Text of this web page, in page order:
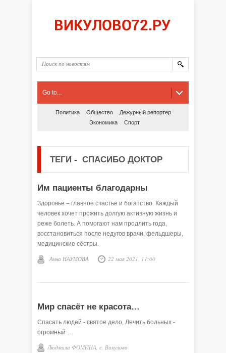
Go to...
Политика Общество
Дежурный репортер
Экономика
Спорт
ТЕГИ - СПАСИБО ДОКТОР
Им пациенты благодарны
Здоровье – главное счастье и богатство. Каждый
человек хочет прожить долгую активную жизнь и
реже болеть. А помогают нам продлить года,
восстановиться после недугов врачи, фельдшеры,
медицинские сёстры.
Анна НАУМОВА 22 мая 2021, 11:00
Мир спасёт не красота…
Спасать людей - святое дело, Лечить больных -
огромный …
Людмила ФОМИНА, с. Викулово